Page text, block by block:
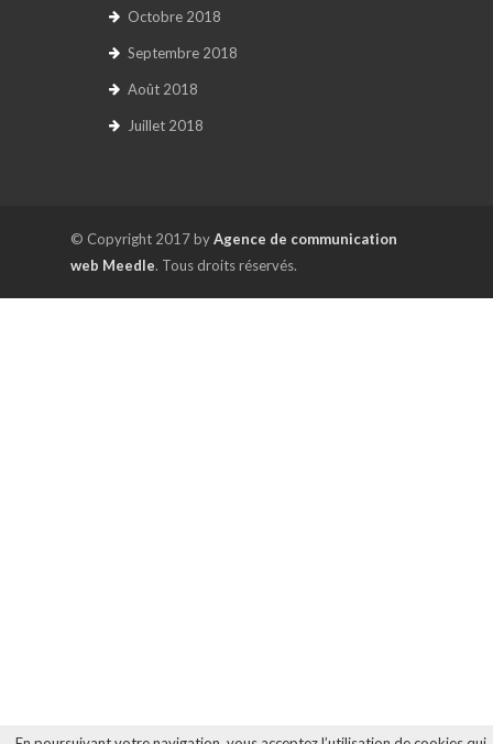
Octobre 2018
Septembre 2018
Août 2018
Juillet 2018
© Copyright 2017 byAgence de communication
web Meedle. Tous droits réservés.